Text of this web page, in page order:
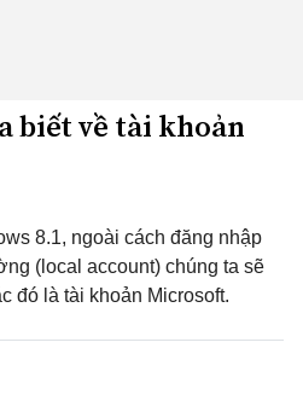
biết về tài khoản
8.1, ngoài cách đăng nhập
(local account) chúng ta sẽ
đó là tài khoản Microsoft.